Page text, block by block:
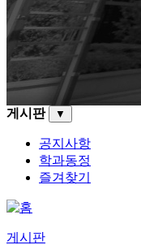
게시판 ▼
공지사항
학과동정
즐겨찾기
게시판